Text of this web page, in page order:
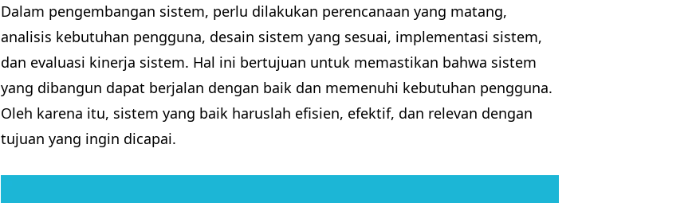
Dalam pengembangan sistem, perlu dilakukan perencanaan yang matang,
analisis kebutuhan pengguna, desain sistem yang sesuai, implementasi sistem,
dan evaluasi kinerja sistem. Hal ini bertujuan untuk memastikan bahwa sistem
yang dibangun dapat berjalan dengan baik dan memenuhi kebutuhan pengguna.
Oleh karena itu, sistem yang baik haruslah efisien, efektif, dan relevan dengan
tujuan yang ingin dicapai.